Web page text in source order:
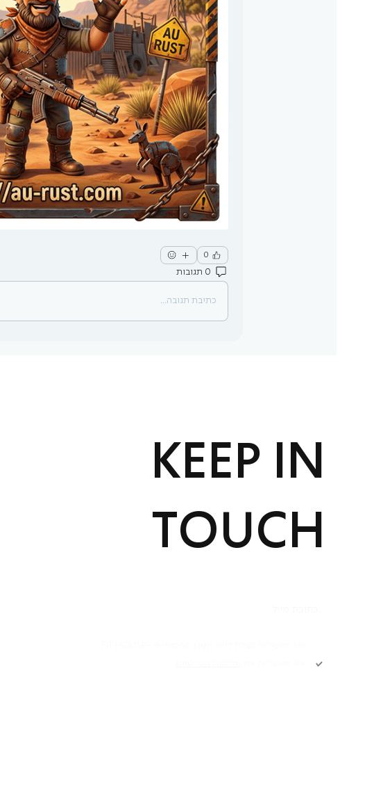
0
0 תגובות
כתיבת תגובה...
KEEP IN
TOUCH